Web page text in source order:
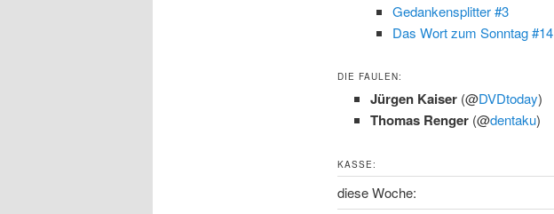
Gedankensplitter #3
Das Wort zum Sonntag #14
DIE FAULEN:
Jürgen Kaiser (@DVDtoday)
Thomas Renger (@dentaku)
KASSE:
diese Woche: